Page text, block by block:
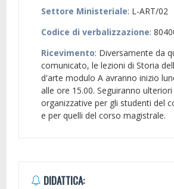
Settore Ministeriale: L-ART/02
Codice di verbalizzazione:
Ricevimento: Diversamente da
comunicato, le lezioni di Storia
d'arte modulo A avranno inizio
alle ore 15.00. Seguiranno
organizzative per gli studenti del
e per quelli del corso magistrale.
DIDATTICA: